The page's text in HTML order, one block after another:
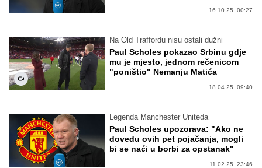
16.10.25. 00:27
Na Old Traffordu nisu ostali dužni
Paul Scholes pokazao Srbinu gdje
mu je mjesto, jednom rečenicom
"poništio" Nemanju Matića
18.04.25. 09:40
Legenda Manchester Uniteda
Paul Scholes upozorava: "Ako ne
dovedu ovih pet pojačanja, mogli
bi se naći u borbi za opstanak"
11.02.25. 23:46